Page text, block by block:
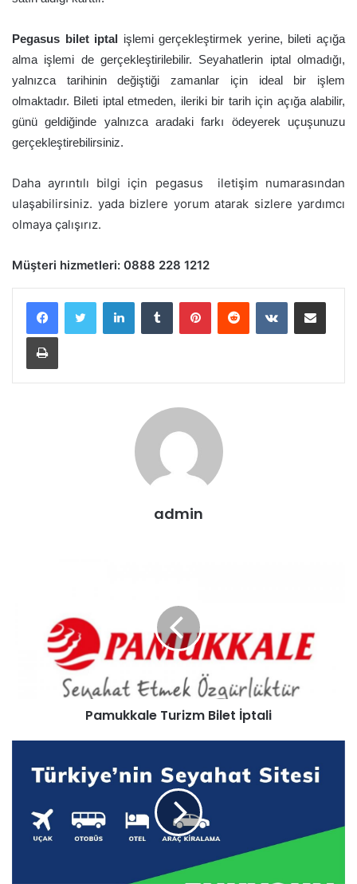
Pegasus bilet iptal işlemi gerçekleştirmek yerine, bileti açığa
alma işlemi de gerçekleştirilebilir. Seyahatlerin iptal olmadığı,
yalnızca tarihinin değiştiği zamanlar için ideal bir işlem
olmaktadır. Bileti iptal etmeden, ileriki bir tarih için açığa alabilir,
günü geldiğinde yalnızca aradaki farkı ödeyerek uçuşunuzu
gerçekleştirebilirsiniz.
Daha ayrıntılı bilgi için pegasus iletişim numarasından
ulaşabilirsiniz. yada bizlere yorum atarak sizlere yardımcı
olmaya çalışırız.
Müşteri hizmetleri: 0888 228 1212
LinkedInTumblr PinterestReddit VKontakteE-Posta ile paylaş
Yazdır
admin
Pamukkale Turizm Bilet İptali